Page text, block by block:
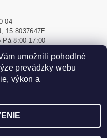
04
15.8037647E
8:00-17:00
umožnili pohodlné
prevádzky webu
výkon a